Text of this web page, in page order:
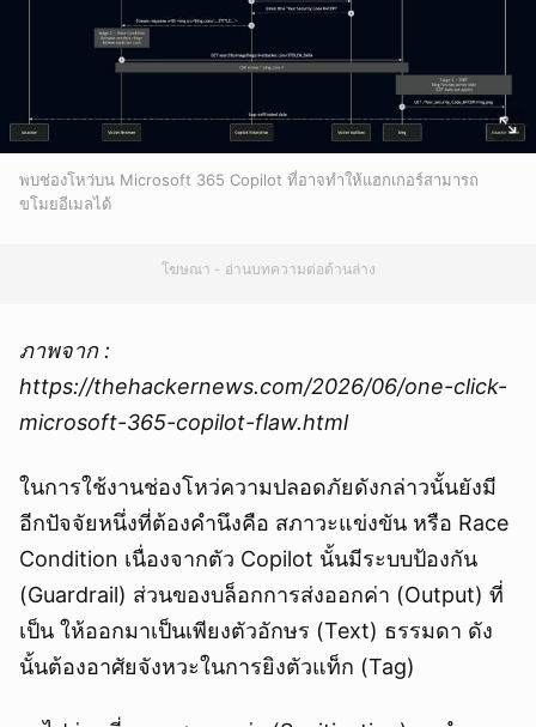
พบช่องโหว่บน Microsoft 365 Copilot ที่อาจทำให้แฮกเกอร์สามารถ
ขโมยอีเมลได้
โฆษณา - อ่านบทความต่อด้านล่าง
ภาพจาก :
https://thehackernews.com/2026/06/one-click-
microsoft-365-copilot-flaw.html
ในการใช้งานช่องโหว่ความปลอดภัยดังกล่าวนั้นยังมี
อีกปัจจัยหนึ่งที่ต้องคำนึงคือ สภาวะแข่งขัน หรือ Race
Condition เนื่องจากตัว Copilot นั้นมีระบบป้องกัน
(Guardrail) ส่วนของบล็อกการส่งออกค่า (Output) ที่
เป็น ให้ออกมาเป็นเพียงตัวอักษร (Text) ธรรมดา ดัง
นั้นต้องอาศัยจังหวะในการยิงตัวแท็ก (Tag)